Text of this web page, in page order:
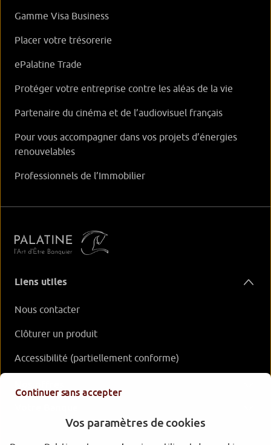
Gamme Visa Business
Placer votre trésorerie
ePalatine Trade
Protéger votre entreprise contre les aléas de la vie
Partenaire du cinéma et de l’audiovisuel français
Pour vous accompagner dans vos projets d’énergies
renouvelables
Professionnels de l’Immobilier
Liens utiles
Nous contacter
Clôturer un produit
Accessibilité (partiellement conforme)
Continuer sans accepter
Vos paramètres de cookies